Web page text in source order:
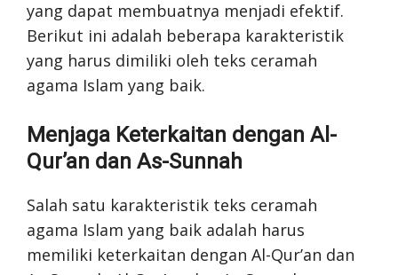
yang dapat membuatnya menjadi efektif.
Berikut ini adalah beberapa karakteristik
yang harus dimiliki oleh teks ceramah
agama Islam yang baik.
Menjaga Keterkaitan dengan Al-
Qur’an dan As-Sunnah
Salah satu karakteristik teks ceramah
agama Islam yang baik adalah harus
memiliki keterkaitan dengan Al-Qur’an dan